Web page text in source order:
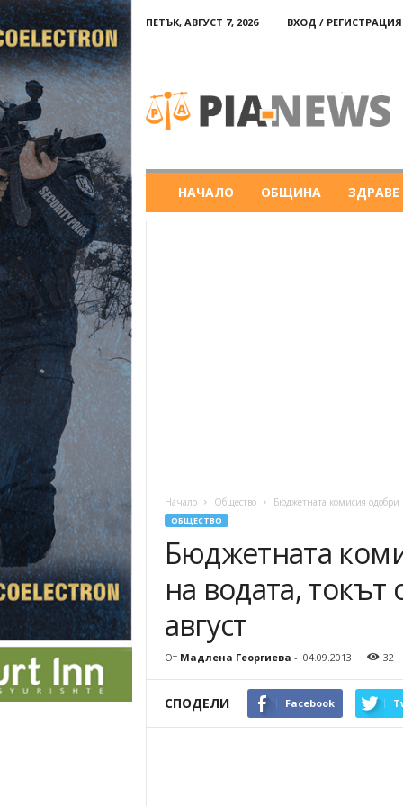
ПЕТЪК, АВГУСТ 7, 2026 ВХОД / РЕГИСТРАЦИЯ
НАЧАЛО ОБЩИНА ЗДРАВЕ
Начало Общество Бюджетната комисия одобри
ОБЩЕСТВО
Бюджетната
на водата, токът
август
От Мадлена Георгиева - 04.09.2013 32
СПОДЕЛИ Facebook